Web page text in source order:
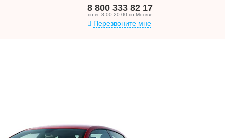
8 800 333 82 17
пн-вс 8:00-20:00 по Москве
Перезвоните мне